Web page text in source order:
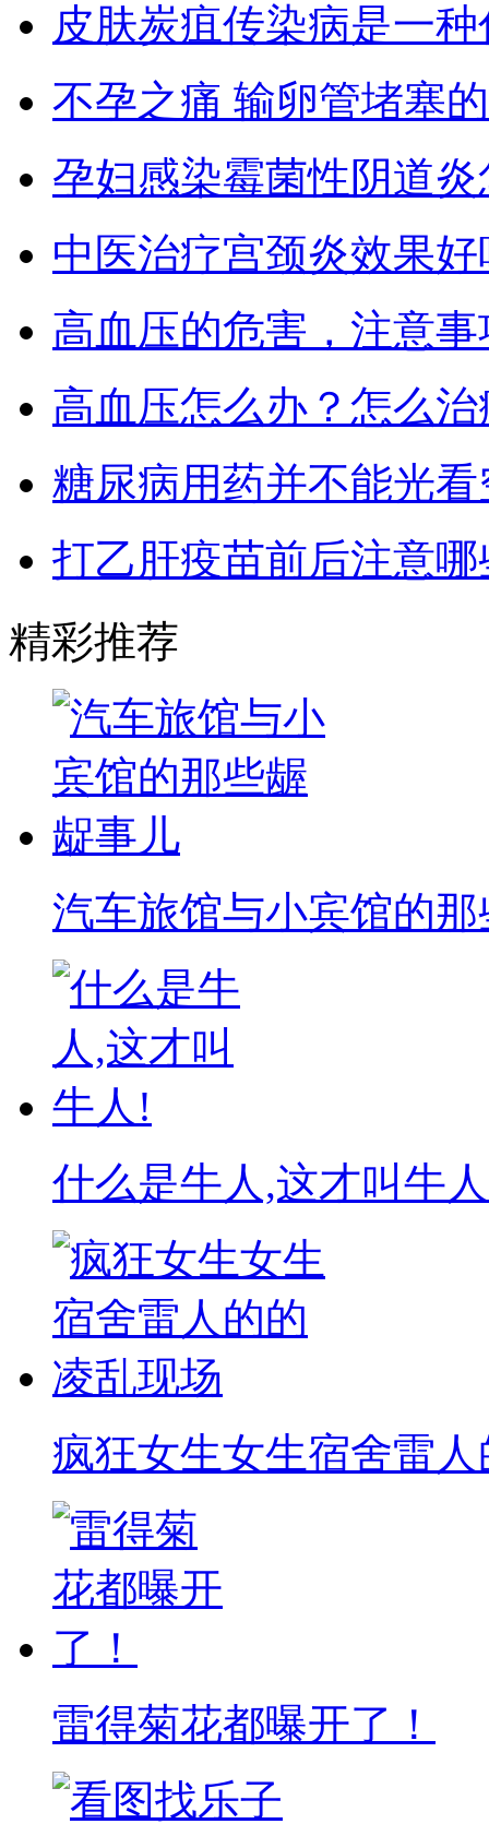
皮肤炭疽传染病是一
不孕之痛 输卵管堵塞
孕妇感染霉菌性阴道
中医治疗宫颈炎效果
高血压的危害，注意
高血压怎么办？怎么治
糖尿病用药并不能光
打乙肝疫苗前后注意
精彩推荐
汽车旅馆与小宾馆的那
什么是牛人,这才叫牛
疯狂女生女生宿舍雷人
雷得菊花都曝开了！